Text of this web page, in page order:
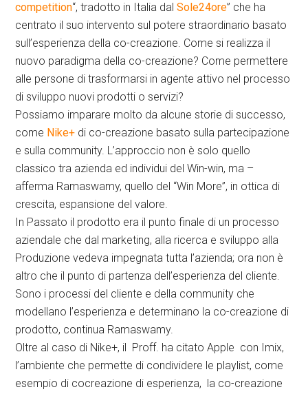
competition“, tradotto in Italia dalSole24ore” che ha
centrato il suo intervento sul potere straordinario basato
sull’esperienza della co-creazione. Come si realizza il
nuovo paradigma della co-creazione? Come permettere
alle persone di trasformarsi in agente attivo nel processo
di sviluppo nuovi prodotti o servizi?
Possiamo imparare molto da alcune storie di successo,
come Nike+ di co-creazione basato sulla partecipazione
e sulla community. L’approccio non è solo quello
classico tra azienda ed individui del Win-win, ma –
afferma Ramaswamy, quello del “Win More”, in ottica di
crescita, espansione del valore.
In Passato il prodotto era il punto finale di un processo
aziendale che dal marketing, alla ricerca e sviluppo alla
Produzione vedeva impegnata tutta l’azienda; ora non è
altro che il punto di partenza dell’esperienza del cliente.
Sono i processi del cliente e della community che
modellano l’esperienza e determinano la co-creazione di
prodotto, continua Ramaswamy.
Oltre al caso di Nike+, il Proff. ha citato Apple con Imix,
l’ambiente che permette di condividere le playlist, come
esempio di cocreazione di esperienza, la co-creazione